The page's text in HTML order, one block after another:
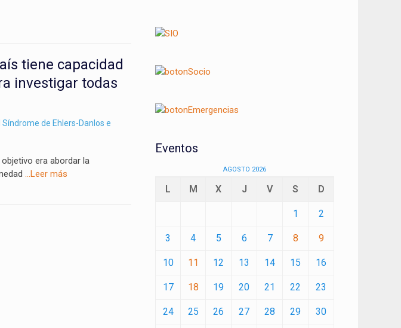
tiene capacidad
investigar todas
de Ehlers-Danlos e
era abordar la
…Leer más
Eventos
AGOSTO 2026
L M X J V S D
1 2
3 4 5 6 7 8 9
10 11 12 13 14 15 16
17 18 19 20 21 22 23
24 25 26 27 28 29 30